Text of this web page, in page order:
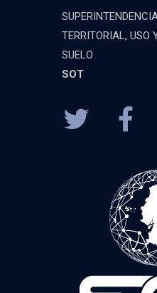
TERRITORIAL, USO
SUELO
SOT